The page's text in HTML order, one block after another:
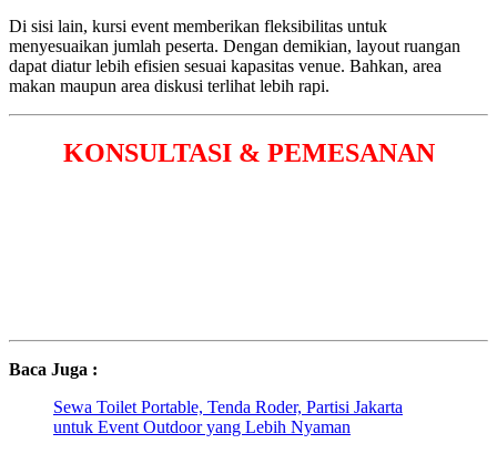
Di sisi lain, kursi event memberikan fleksibilitas untuk
menyesuaikan jumlah peserta. Dengan demikian, layout ruangan
dapat diatur lebih efisien sesuai kapasitas venue. Bahkan, area
makan maupun area diskusi terlihat lebih rapi.
KONSULTASI & PEMESANAN
Baca Juga :
Sewa Toilet Portable, Tenda Roder, Partisi Jakarta
untuk Event Outdoor yang Lebih Nyaman